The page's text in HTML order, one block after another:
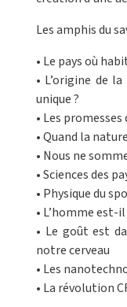
Les amphis du
• Le pays où
• L’origine de
unique ?
• Les
• Quand la
• Nous ne
• Sciences des
• Physique du
• L’homme est-
• Le goût est
notre cerveau
• Les
• La révolution